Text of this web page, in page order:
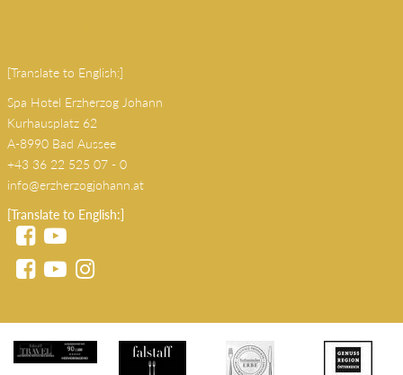
[Translate to English:]
Spa Hotel Erzherzog Johann
Kurhausplatz 62
A-8990 Bad Aussee
+43 36 22 525 07 - 0
info@erzherzogjohann.at
[Translate to English:]